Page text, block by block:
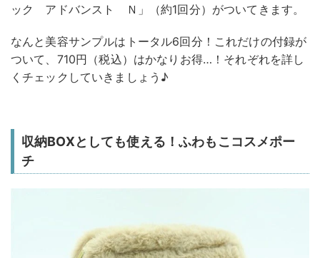
ック アドバンスト Ｎ」（約1回分）がついてきます。
なんと美容サンプルはトータル6回分！これだけの付録が
ついて、710円（税込）はかなりお得…！それぞれを詳し
くチェックしていきましょう♪
収納BOXとしても使える！ふわもこコスメポー
チ